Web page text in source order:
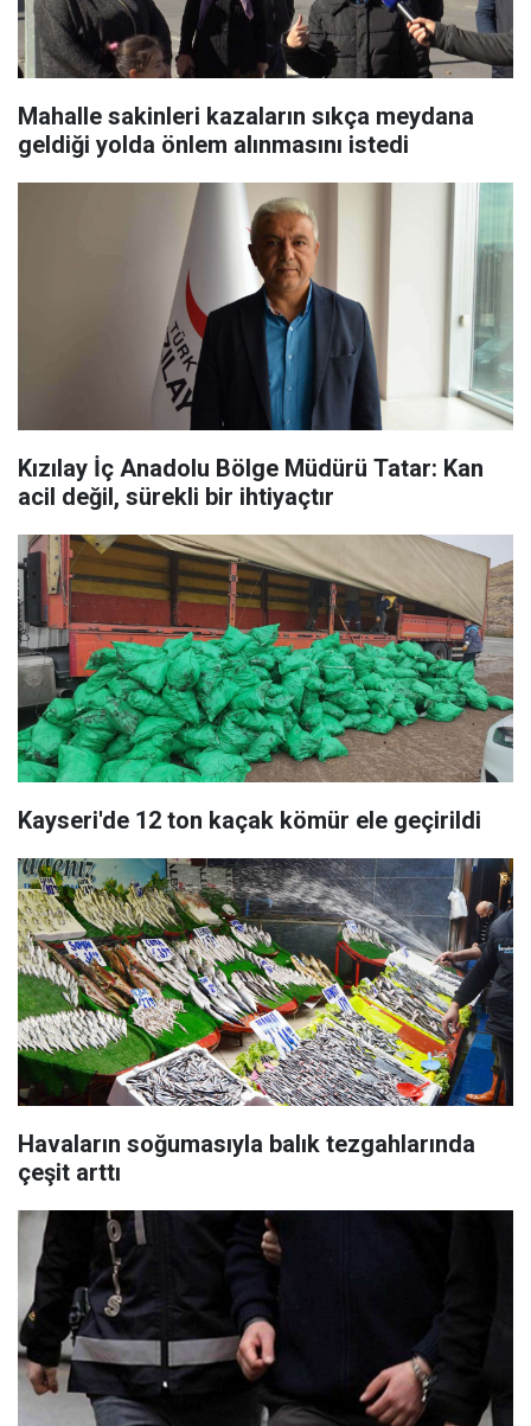
​Mahalle sakinleri kazaların sıkça meydana
geldiği yolda önlem alınmasını istedi
Kızılay İç Anadolu Bölge Müdürü Tatar: Kan
acil değil, sürekli bir ihtiyaçtır
Kayseri'de 12 ton kaçak kömür ele geçirildi
Havaların soğumasıyla balık tezgahlarında
çeşit arttı